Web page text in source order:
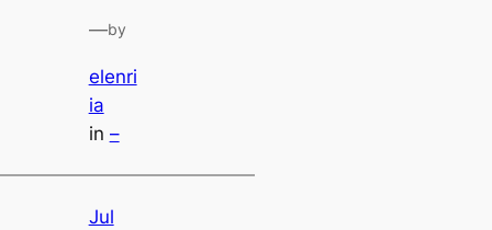
—by
elenri
ia
in –
Jul